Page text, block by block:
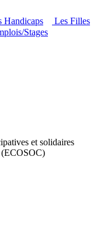
Handicaps
Les Filles
Stages
et solidaires
(ECOSOC)